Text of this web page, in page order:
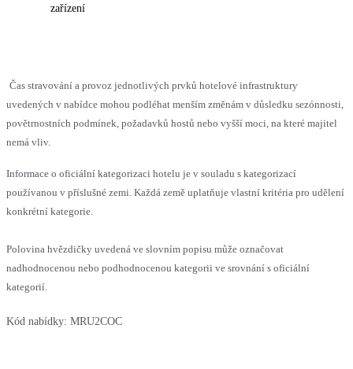
zařízení
Čas stravování a provoz jednotlivých prvků hotelové infrastruktury
uvedených v nabídce mohou podléhat menším změnám v důsledku sezónnosti,
povětrnostních podmínek, požadavků hostů nebo vyšší moci, na které majitel
nemá vliv.
Informace o oficiální kategorizaci hotelu je v souladu s kategorizací
používanou v příslušné zemi. Každá země uplatňuje vlastní kritéria pro udělení
konkrétní kategorie.
Polovina hvězdičky uvedená ve slovním popisu může označovat
nadhodnocenou nebo podhodnocenou kategorii ve srovnání s oficiální
kategorií.
Kód nabídky: MRU2COC